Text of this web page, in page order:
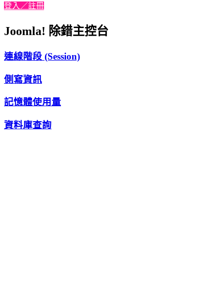
登入／註冊
Joomla! 除錯主控台
連線階段 (Session)
側寫資訊
記憶體使用量
資料庫查詢